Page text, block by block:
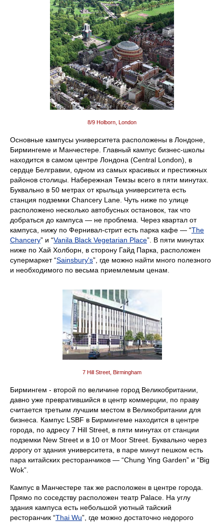
8/9 Holborn, London
Основные кампусы университета расположены в Лондоне,
Бирмингеме и Манчестере. Главный кампус бизнес-школы
находится в самом центре Лондона (Central London), в
сердце Белгравии, одном из самых красивых и престижных
районов столицы. Набережная Темзы всего в пяти минутах.
Буквально в 50 метрах от крыльца университета есть
станция подземки Chancery Lane. Чуть ниже по улице
расположено несколько автобусных остановок, так что
добраться до кампуса — не проблема. Через квартал от
кампуса, нижу по Фернивал-стрит есть парка кафе — “The
Chancery” и “Vanila Black Vegetarian Place”. В пяти минутах
ниже по Хай Холборн, в сторону Гайд Парка, расположен
супермаркет “Sainsbury's”, где можно найти много полезного
и необходимого по весьма приемлемым ценам.
7 Hill Street, Birmingham
Бирмингем - второй по величине город Великобритании,
давно уже превратившийся в центр коммерции, по праву
считается третьим лучшим местом в Великобритании для
бизнеса. Кампус LSBF в Бирмингеме находится в центре
города, по адресу 7 Hill Street, в пяти минутах от станции
подземки New Street и в 10 от Moor Street. Буквально через
дорогу от здания университета, в паре минут пешком есть
пара китайских ресторанчиков — “Chung Ying Garden” и “Big
Wok”.
Кампус в Манчестере так же расположен в центре города.
Прямо по соседству расположен театр Palace. На углу
здания кампуса есть небольшой уютный тайский
ресторанчик “Thai Wu”, где можно достаточно недорого